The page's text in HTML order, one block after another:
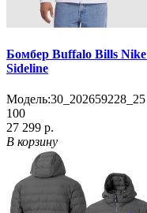
Бомбер Buffalo Bills
Sideline
Модель:30_202659228_25
100
27 299 р.
В корзину